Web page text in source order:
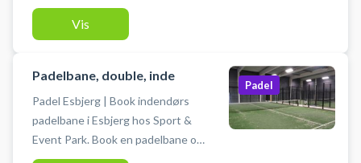
på en udendørs padelbane til 4
personer. Gratis parkering når du
#udendørs-padel-esbjerg #padel-
esbjerg #padelbaner-i-esbjerg
Vis
Padelbane, double, inde
Padel Esbjerg | Book indendørs
padelbane i Esbjerg hos Sport &
Event Park. Book en padelbane og
spil padel i Esbjerg indendørs på en
Padel